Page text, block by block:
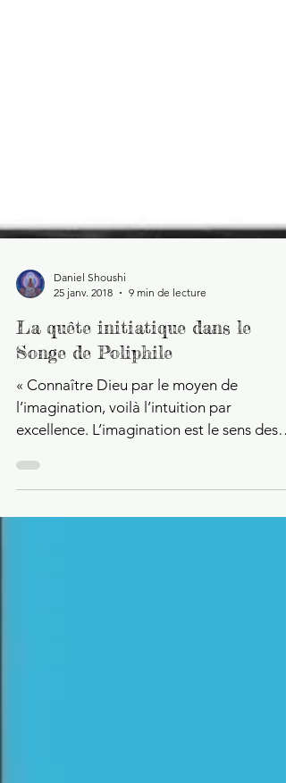
25 janv. 2018
9 min de lecture
La quête initiatique dans le
Songe de Poliphile
« Connaître Dieu par le moyen de
l’imagination, voilà l’intuition par
excellence. L’imagination est le sens des